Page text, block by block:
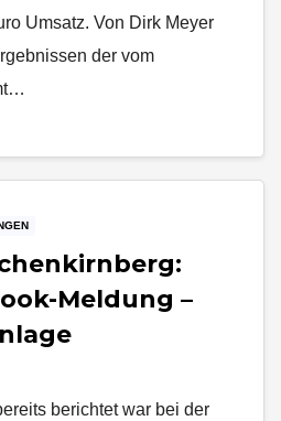
Umsatz. Von Dirk Meyer
der vom
Meldung –
berichtet war bei der